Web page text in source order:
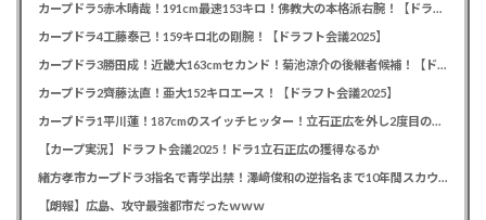
カープドラ5赤木晴哉！191cm最速153キロ！佛教大の本格派右腕！【ドラフト会議2025】
カープドラ4工藤泰己！159キロ北の剛腕！【ドラフト会議2025】
カープドラ3勝田成！近畿大163cmセカンド！菊池涼介の後継者候補！【ドラフト会議2025】
カープドラ2齊藤汰直！亜大152キロエース！【ドラフト会議2025】
カープドラ1平川蓮！187cmのスイッチヒッター！立石正広を外し2度目の重複も新井監督がクジを引き当てる！【ドラフト会議2025】
【カープ実況】ドラフト会議2025！ドラ1立石正広の獲得なるか
緒方孝市カープドラ3指名で青学出禁！澤﨑俊和の逆指名まで10年間スカウト出禁
【朗報】広島、攻守最強都市だったｗｗｗ